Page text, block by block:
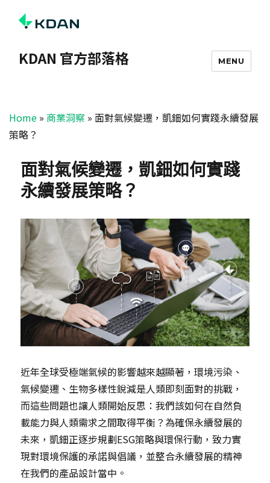
KDAN 官方部落格 MENU
Home » 商業洞察 » 面對氣候變遷，凱鈿如何實踐永續發展
策略？
面對氣候變遷，凱鈿如何實踐
永續發展策略？
近年全球受極端氣候的影響越來越顯著，環境污染、
氣候變遷、生物多樣性銳減是人類即刻面對的挑戰，
而這些問題也讓人類開始反思：我們該如何在自然負
載能力與人類需求之間取得平衡？為確保永續發展的
未來，凱鈿正逐步規劃ESG策略與環保行動，致力實
現對環境保護的承諾與倡議，並整合永續發展的精神
在我們的產品設計當中。